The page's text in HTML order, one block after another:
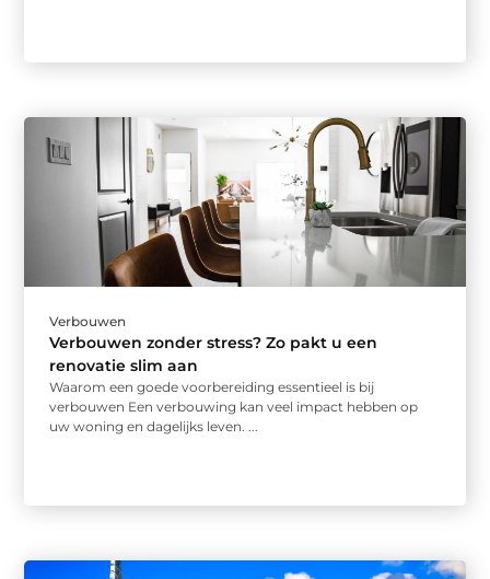
Verbouwen
Verbouwen zonder stress? Zo pakt u een
renovatie slim aan
Waarom een goede voorbereiding essentieel is bij
verbouwen Een verbouwing kan veel impact hebben op
uw woning en dagelijks leven. ...